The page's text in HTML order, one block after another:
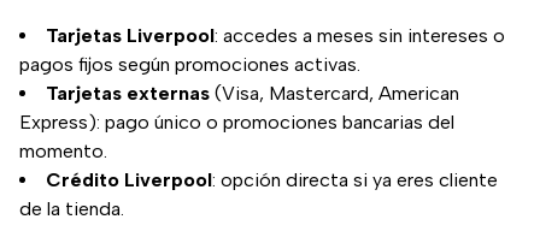
Tarjetas Liverpool: accedes a meses sin intereses o
pagos fijos según promociones activas.
Tarjetas externas (Visa, Mastercard, American
Express): pago único o promociones bancarias del
momento.
Crédito Liverpool: opción directa si ya eres cliente
de la tienda.